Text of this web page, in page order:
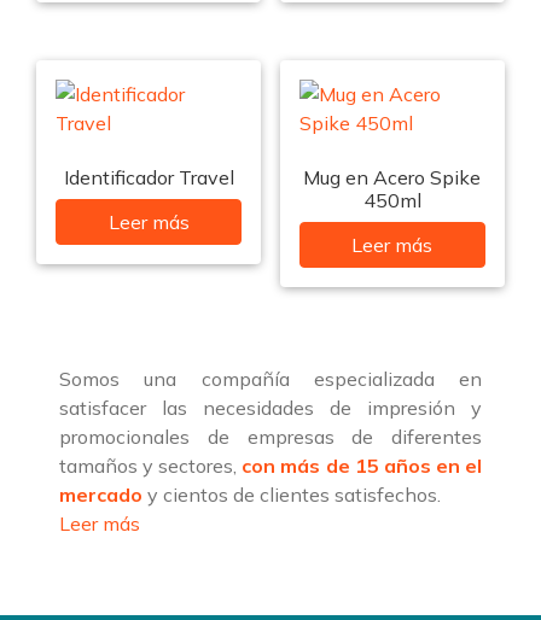
Identificador Travel
Leer más
Mug en Acero Spike
450ml
Leer más
Somos una compañía especializada en
satisfacer las necesidades de impresión y
promocionales de empresas de diferentes
tamaños y sectores, con más de 15 años en el
mercado y cientos de clientes satisfechos.
Leer más